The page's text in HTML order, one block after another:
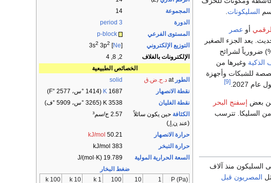
المجموعة
14
الدورة
period 3
المستوى الفرعي
p-block
التوزيع الإلكتروني
[
Ne
] 3s
2 3p2
الإلكترونات بالغلاف
2, 8, 4
الخصائص الطبيعية
الطور at د.ح.ض.ق
solid
نقطة الانصهار
1687
K ​(1414 °س، ​2577 °F)
نقطة الغليان
3538 K ​(3265 °س، ​5909 °ف)
الكثافة حين يكون سائلاً
(عند ن.إ.)
2.57 ج/سم³
حرارة الانصهار 50.21
kJ/mol
حرارة التبخر
383 kJ/mol
السعة الحرارية المولية
19.789 J/(mol·K)
ضغط البخار
P (Pa)
1
10
100
1 k
10 k
100 k
السليكونات
أو عصر
يعد الجزء الصغير
الذكية وغيرها من
للشبكات وأجهزة
[9]
بعض إسفنج البحر
السليكا. تترسب
السليكون منذ آلاف
المصريون قبل